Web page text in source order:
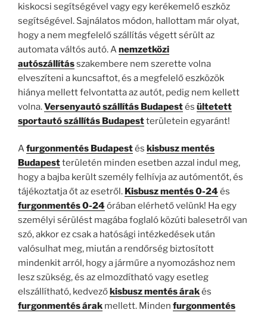
kiskocsi segítségével vagy egy kerékemelő eszköz
segítségével. Sajnálatos módon, hallottam már olyat,
hogy a nem megfelelő szállítás végett sérült az
automata váltós autó. A nemzetközi
autószállításszakembere nem szerette volna
elveszíteni a kuncsaftot, és a megfelelő eszközök
hiánya mellett felvontatta az autót, pedig nem kellett
volna.Versenyautó szállítás Budapestés ültetett
sportautó szállítás Budapestterületein egyaránt!
Afurgonmentés Budapestés kisbusz mentés
Budapestterületén minden esetben azzal indul meg,
hogy a bajba került személy felhívja az autómentőt, és
tájékoztatja őt az esetről. Kisbusz mentés 0-24 és
furgonmentés 0-24 órában elérhető velünk! Ha egy
személyi sérülést magába foglaló közúti balesetről van
szó, akkor ez csak a hatósági intézkedések után
valósulhat meg, miután a rendőrség biztosított
mindenkit arról, hogy a járműre a nyomozáshoz nem
lesz szükség, és az elmozdítható vagy esetleg
elszállítható, kedvezőkisbusz mentés árakés
furgonmentés árak mellett. Minden furgonmentés